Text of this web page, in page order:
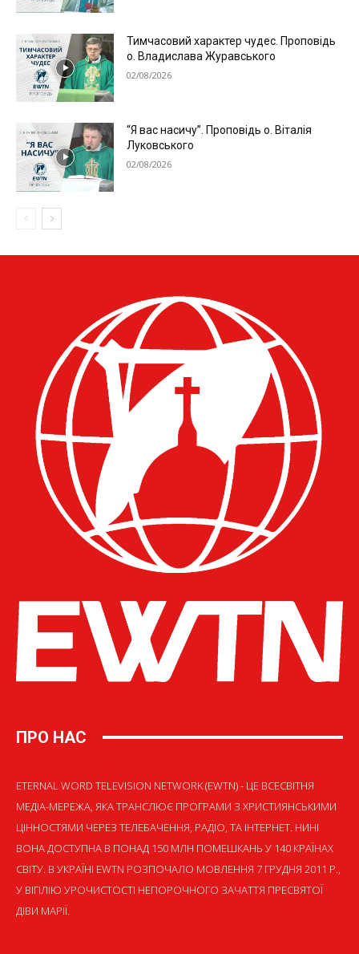
ПРО НАС
ETERNAL WORD TELEVISION NETWORK (EWTN) - ЦЕ ВСЕСВІТНЯ
МЕДІА-МЕРЕЖА, ЯКА ТРАНСЛЮЄ ПРОГРАМИ З ХРИСТИЯНСЬКИМИ
ЦІННОСТЯМИ ЧЕРЕЗ ТЕЛЕБАЧЕННЯ, РАДІО, ТА ІНТЕРНЕТ. НИНІ
ВОНА ДОСТУПНА В ПОНАД 150 МЛН ПОМЕШКАНЬ У 140 КРАЇНАХ
СВІТУ. В УКРАЇНІ EWTN РОЗПОЧАЛО МОВЛЕННЯ 7 ГРУДНЯ 2011 Р.,
У ВІГІЛІЮ УРОЧИСТОСТІ НЕПОРОЧНОГО ЗАЧАТТЯ ПРЕСВЯТОЇ
ДІВИ МАРІЇ.